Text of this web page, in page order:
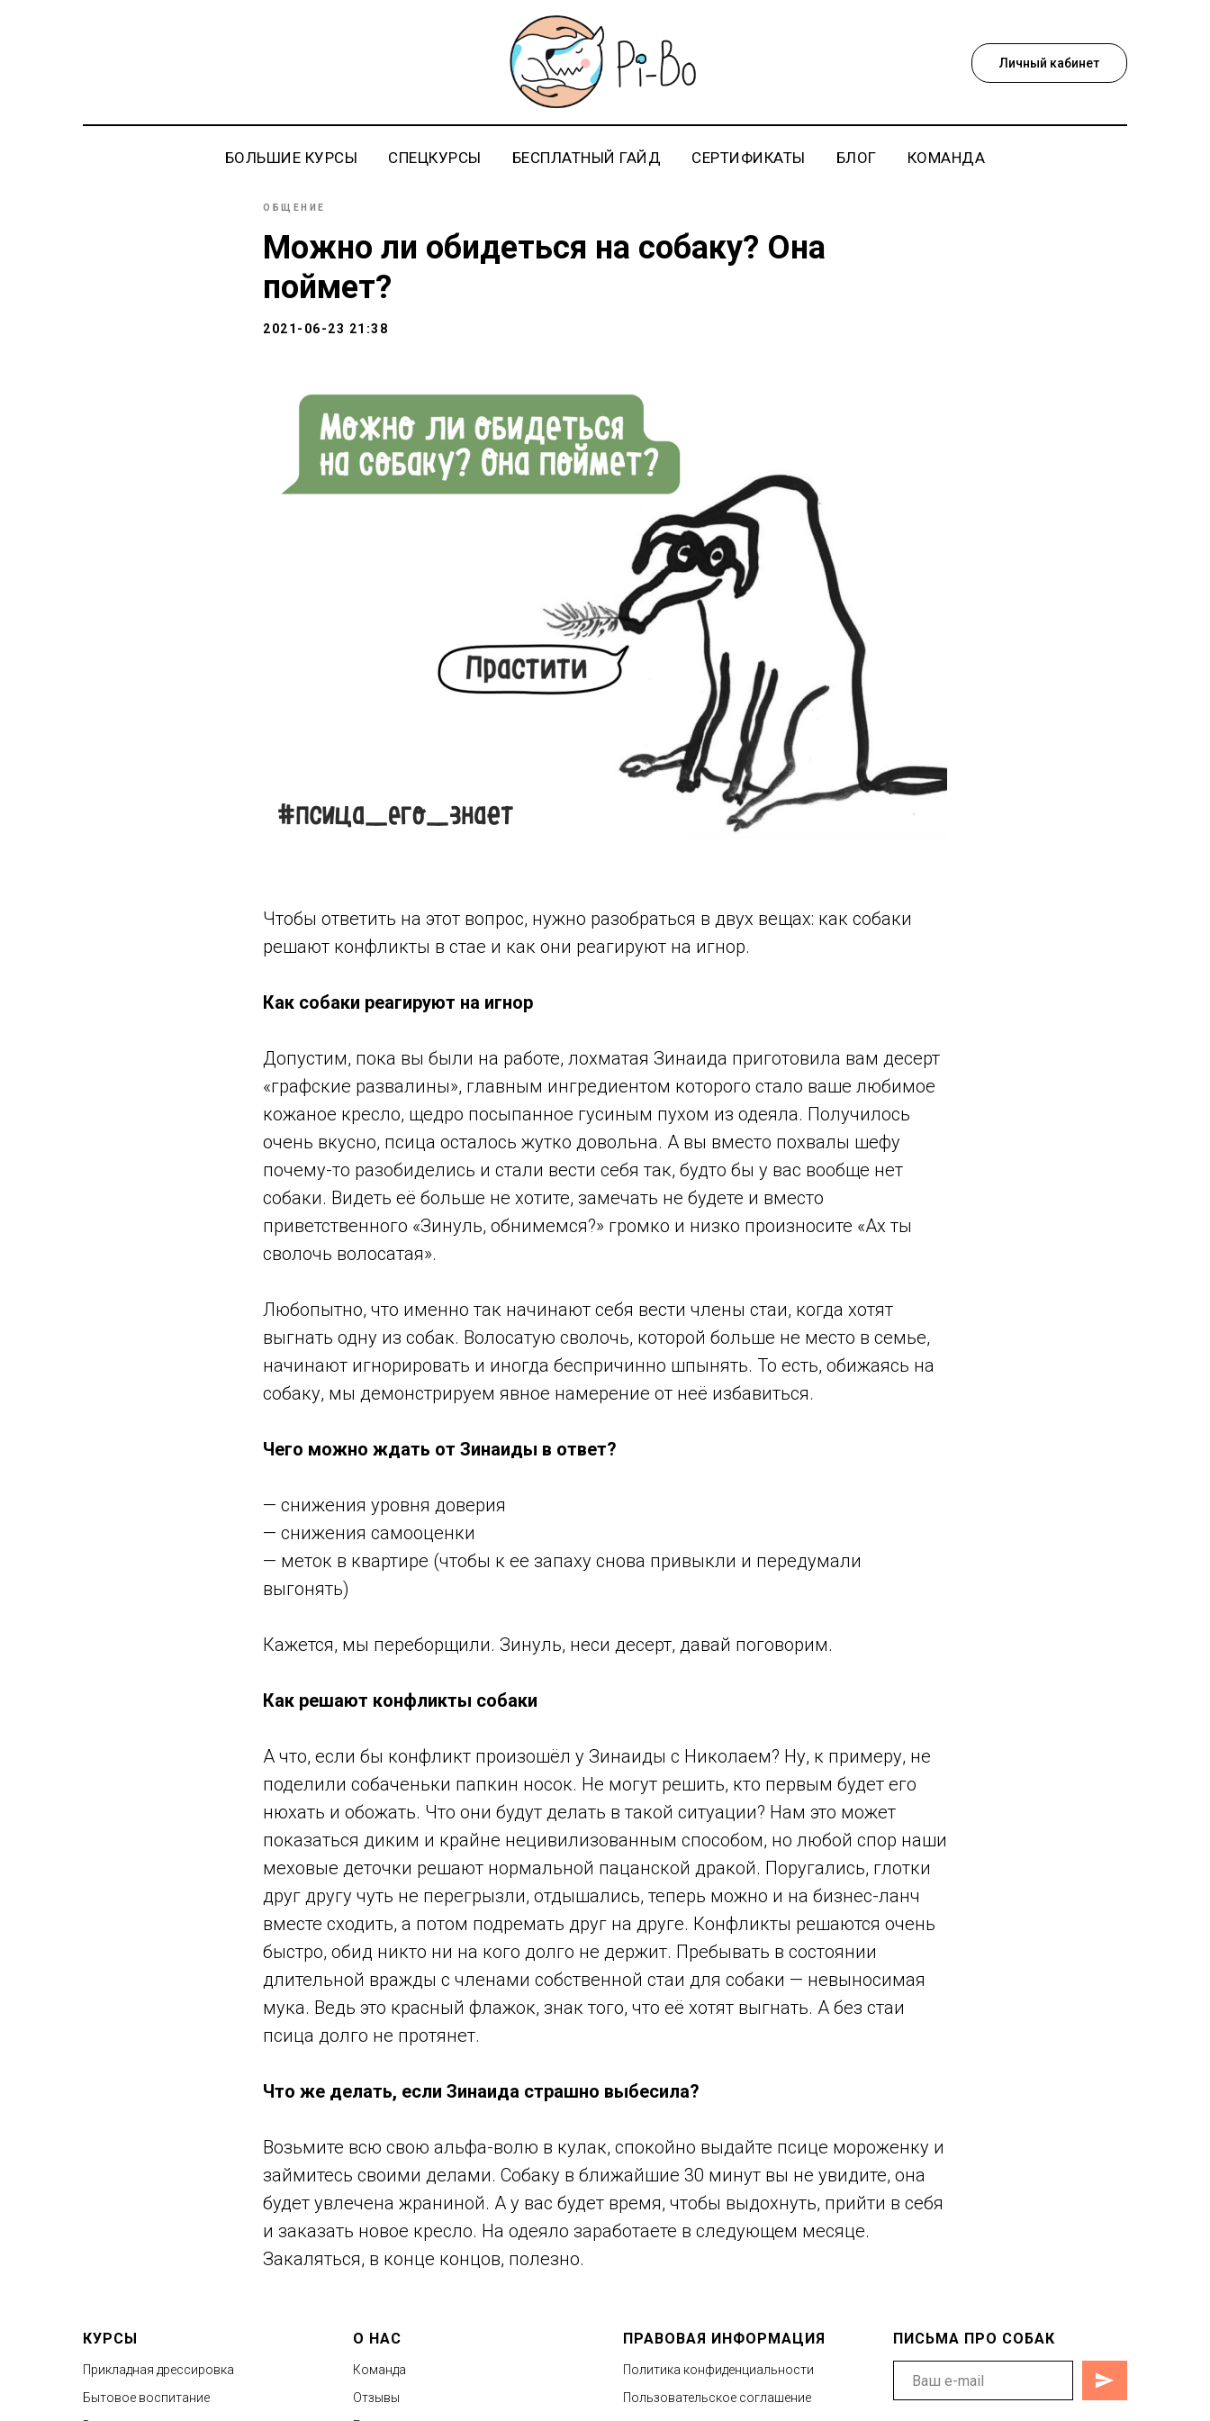
Личный кабинет
БОЛЬШИЕ КУРСЫ СПЕЦКУРСЫ БЕСПЛАТНЫЙ ГАЙД СЕРТИФИКАТЫ БЛОГ КОМАНДА
ОБЩЕНИЕ
Можно ли обидеться на собаку? Она
поймет?
2021-06-23 21:38
Чтобы ответить на этот вопрос, нужно разобраться в двух вещах: как собаки
решают конфликты в стае и как они реагируют на игнор.
Как собаки реагируют на игнор
Допустим, пока вы были на работе, лохматая Зинаида приготовила вам десерт
«графские развалины», главным ингредиентом которого стало ваше любимое
кожаное кресло, щедро посыпанное гусиным пухом из одеяла. Получилось
очень вкусно, псица осталось жутко довольна. А вы вместо похвалы шефу
почему-то разобиделись и стали вести себя так, будто бы у вас вообще нет
собаки. Видеть её больше не хотите, замечать не будете и вместо
приветственного «Зинуль, обнимемся?» громко и низко произносите «Ах ты
сволочь волосатая».
Любопытно, что именно так начинают себя вести члены стаи, когда хотят
выгнать одну из собак. Волосатую сволочь, которой больше не место в семье,
начинают игнорировать и иногда беспричинно шпынять. То есть, обижаясь на
собаку, мы демонстрируем явное намерение от неё избавиться.
Чего можно ждать от Зинаиды в ответ?
— снижения уровня доверия
— снижения самооценки
— меток в квартире (чтобы к ее запаху снова привыкли и передумали
выгонять)
Кажется, мы переборщили. Зинуль, неси десерт, давай поговорим.
Как решают конфликты собаки
А что, если бы конфликт произошёл у Зинаиды с Николаем? Ну, к примеру, не
поделили собаченьки папкин носок. Не могут решить, кто первым будет его
нюхать и обожать. Что они будут делать в такой ситуации? Нам это может
показаться диким и крайне нецивилизованным способом, но любой спор наши
меховые деточки решают нормальной пацанской дракой. Поругались, глотки
друг другу чуть не перегрызли, отдышались, теперь можно и на бизнес-ланч
вместе сходить, а потом подремать друг на друге. Конфликты решаются очень
быстро, обид никто ни на кого долго не держит. Пребывать в состоянии
длительной вражды с членами собственной стаи для собаки — невыносимая
мука. Ведь это красный флажок, знак того, что её хотят выгнать. А без стаи
псица долго не протянет.
Что же делать, если Зинаида страшно выбесила?
Возьмите всю свою альфа-волю в кулак, спокойно выдайте псице мороженку и
займитесь своими делами. Собаку в ближайшие 30 минут вы не увидите, она
будет увлечена жраниной. А у вас будет время, чтобы выдохнуть, прийти в себя
и заказать новое кресло. На одеяло заработаете в следующем месяце.
Закаляться, в конце концов, полезно.
КУРСЫ
Прикладная дрессировка
Бытовое воспитание
О НАС
Команда
Отзывы
ПРАВОВАЯ ИНФОРМАЦИЯ
Политика конфиденциальности
Пользовательское соглашение
ПИСЬМА ПРО СОБАК